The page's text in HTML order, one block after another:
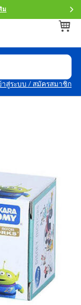
ม
าสู่ระบบ / สมัครสมาชิก
ป็นฮีโร่
องเล่น